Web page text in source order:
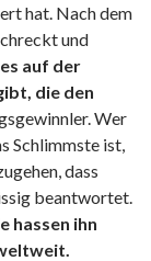
hat. Nach dem
und
auf der
die den
Wer
Schlimmste ist,
dass
beantwortet.
hassen ihn